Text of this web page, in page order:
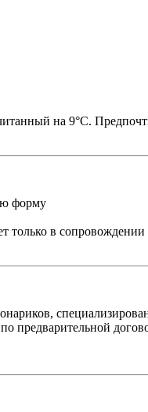
на 9°С.
форму
только в сопровождении
предварительной